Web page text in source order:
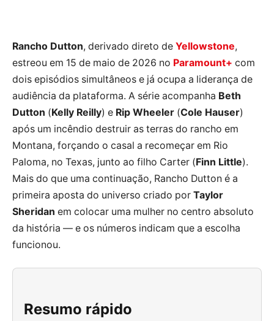
Rancho Dutton, derivado direto de Yellowstone,
estreou em 15 de maio de 2026 no Paramount+ com
dois episódios simultâneos e já ocupa a liderança de
audiência da plataforma. A série acompanha Beth
Dutton (Kelly Reilly) e Rip Wheeler (Cole Hauser)
após um incêndio destruir as terras do rancho em
Montana, forçando o casal a recomeçar em Rio
Paloma, no Texas, junto ao filho Carter (Finn Little).
Mais do que uma continuação, Rancho Dutton é a
primeira aposta do universo criado por Taylor
Sheridan em colocar uma mulher no centro absoluto
da história — e os números indicam que a escolha
funcionou.
Resumo rápido